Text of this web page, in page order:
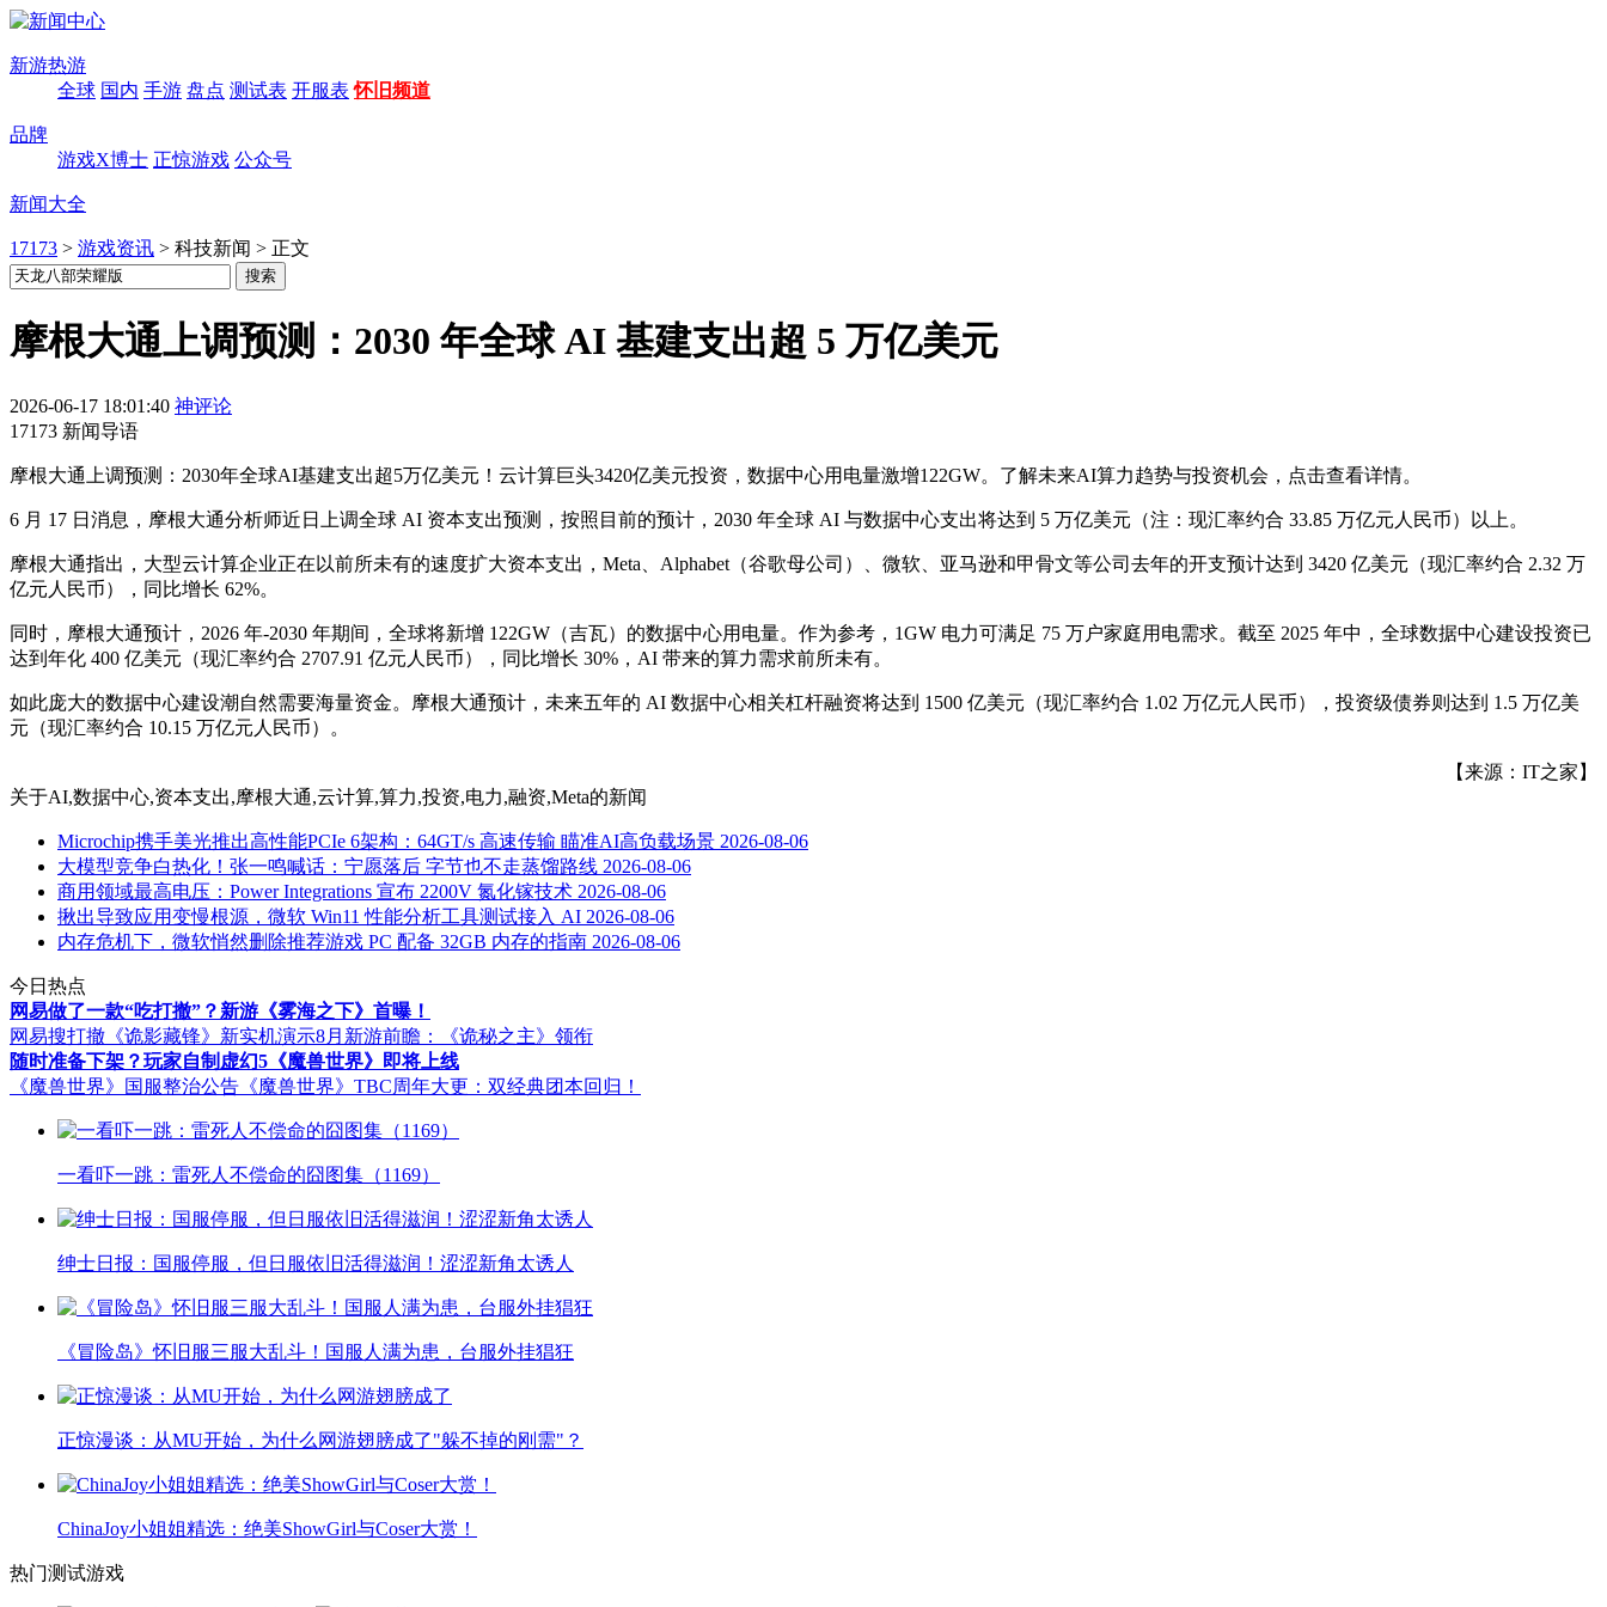
新游热游
全球 国内 手游 盘点 测试表 开服表 怀旧频道
品牌
游戏X博士 正惊游戏 公众号
新闻大全
17173 > 游戏资讯 > 科技新闻 > 正文
摩根大通上调预测：2030 年全球 AI 基建支出超 5 万亿美元
2026-06-17 18:01:40 神评论
17173 新闻导语
摩根大通上调预测：2030年全球AI基建支出超5万亿美元！云计算巨头3420亿美元投资，数据中心用电量激增122GW。了解未来AI算力趋势与投资机会，点击查看详情。
6 月 17 日消息，摩根大通分析师近日上调全球 AI 资本支出预测，按照目前的预计，2030 年全球 AI 与数据中心支出将达到 5 万亿美元（注：现汇率约合 33.85 万亿元人民币）以上。
摩根大通指出，大型云计算企业正在以前所未有的速度扩大资本支出，Meta、Alphabet（谷歌母公司）、微软、亚马逊和甲骨文等公司去年的开支预计达到 3420 亿美元（现汇率约合 2.32 万
亿元人民币），同比增长 62%。
同时，摩根大通预计，2026 年-2030 年期间，全球将新增 122GW（吉瓦）的数据中心用电量。作为参考，1GW 电力可满足 75 万户家庭用电需求。截至 2025 年中，全球数据中心建设投资已
达到年化 400 亿美元（现汇率约合 2707.91 亿元人民币），同比增长 30%，AI 带来的算力需求前所未有。
如此庞大的数据中心建设潮自然需要海量资金。摩根大通预计，未来五年的 AI 数据中心相关杠杆融资将达到 1500 亿美元（现汇率约合 1.02 万亿元人民币），投资级债券则达到 1.5 万亿美
元（现汇率约合 10.15 万亿元人民币）。
【来源：IT之家】
关于AI,数据中心,资本支出,摩根大通,云计算,算力,投资,电力,融资,Meta的新闻
Microchip携手美光推出高性能PCIe 6架构：64GT/s 高速传输 瞄准AI高负载场景 2026-08-06
大模型竞争白热化！张一鸣喊话：宁愿落后 字节也不走蒸馏路线 2026-08-06
商用领域最高电压：Power Integrations 宣布 2200V 氮化镓技术 2026-08-06
揪出导致应用变慢根源，微软 Win11 性能分析工具测试接入 AI 2026-08-06
内存危机下，微软悄然删除推荐游戏 PC 配备 32GB 内存的指南 2026-08-06
今日热点
网易做了一款“吃打撤”？新游《雾海之下》首曝！
网易搜打撤《诡影藏锋》新实机演示8月新游前瞻：《诡秘之主》领衔
随时准备下架？玩家自制虚幻5《魔兽世界》即将上线
《魔兽世界》国服整治公告 《魔兽世界》TBC周年大更：双经典团本回归！
一看吓一跳：雷死人不偿命的囧图集（1169）
绅士日报：国服停服，但日服依旧活得滋润！涩涩新角太诱人
《冒险岛》怀旧服三服大乱斗！国服人满为患，台服外挂猖狂
正惊漫谈：从MU开始，为什么网游翅膀成了"躲不掉的刚需"？
ChinaJoy小姐姐精选：绝美ShowGirl与Coser大赏！
热门测试游戏